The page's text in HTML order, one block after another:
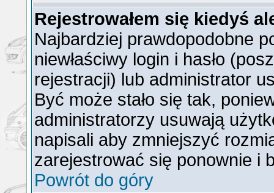
Rejestrowałem się kiedyś
Najbardziej prawdopodobne
niewłaściwy login i hasło
rejestracji) lub administrator
Być może stało się tak,
administratorzy usuwają
napisali aby zmniejszyć
zarejestrować się ponownie i
Powrót do góry